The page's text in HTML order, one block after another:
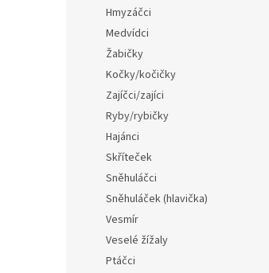
Hmyzáčci
Medvídci
Žabičky
Kočky/kočičky
Zajíčci/zajíci
Ryby/rybičky
Hajánci
Skříteček
Sněhuláčci
Sněhuláček (hlavička)
Vesmír
Veselé žížaly
Ptáčci